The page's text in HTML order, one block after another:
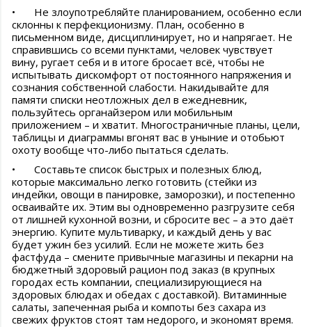
•
Не злоупотребляйте планированием, особенно если
склонны к перфекционизму. План, особенно в
письменном виде, дисциплинирует, но и напрягает. Не
справившись со всеми пунктами, человек чувствует
вину, ругает себя и в итоге бросает всё, чтобы не
испытывать дискомфорт от постоянного напряжения и
сознания собственной слабости. Накидывайте для
памяти списки неотложных дел в ежедневник,
пользуйтесь органайзером или мобильным
приложением – и хватит. Многостраничные планы, цели,
таблицы и диаграммы вгонят вас в уныние и отобьют
охоту вообще что-либо пытаться сделать.
•
Составьте список быстрых и полезных блюд,
которые максимально легко готовить (стейки из
индейки, овощи в панировке, заморозки), и постепенно
осваивайте их. Этим вы одновременно разгрузите себя
от лишней кухонной возни, и сбросите вес – а это даёт
энергию. Купите мультиварку, и каждый день у вас
будет ужин без усилий. Если не можете жить без
фастфуда – смените привычные магазины и пекарни на
бюджетный здоровый рацион под заказ (в крупных
городах есть компании, специализирующиеся на
здоровых блюдах и обедах с доставкой). Витаминные
салаты, запеченная рыба и компоты без сахара из
свежих фруктов стоят там недорого, и экономят время.